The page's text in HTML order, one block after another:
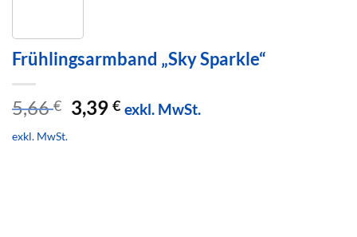
Frühlingsarmband „Sky Sparkle“
5,66€ Ursprünglicher
Preis
3,39€Aktueller
exkl. MwSt.
exkl. MwSt.